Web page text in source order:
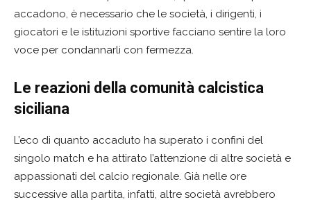
accadono, è necessario che le società, i dirigenti, i
giocatori e le istituzioni sportive facciano sentire la loro
voce per condannarli con fermezza.
Le reazioni della comunità calcistica
siciliana
L’eco di quanto accaduto ha superato i confini del
singolo match e ha attirato l’attenzione di altre società e
appassionati del calcio regionale. Già nelle ore
successive alla partita, infatti, altre società avrebbero